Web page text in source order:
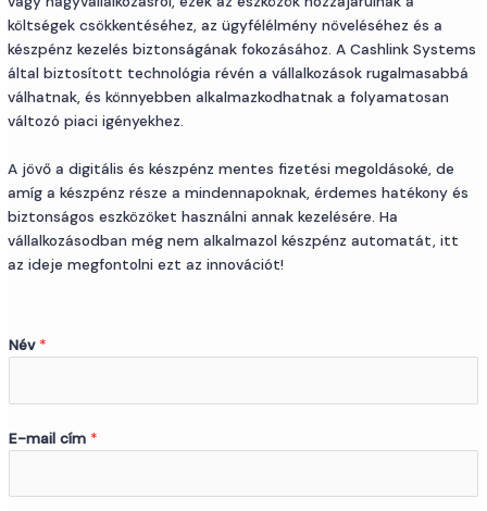
költségek csökkentéséhez, az ügyfélélmény növeléséhez és a
készpénz kezelés biztonságának fokozásához. A Cashlink Systems
által biztosított technológia révén a vállalkozások rugalmasabbá
válhatnak, és könnyebben alkalmazkodhatnak a folyamatosan
változó piaci igényekhez.
A jövő a digitális és készpénz mentes fizetési megoldásoké, de
amíg a készpénz része a mindennapoknak, érdemes hatékony és
biztonságos eszközöket használni annak kezelésére. Ha
vállalkozásodban még nem alkalmazol készpénz automatát, itt
az ideje megfontolni ezt az innovációt!
Név *
E-mail cím *